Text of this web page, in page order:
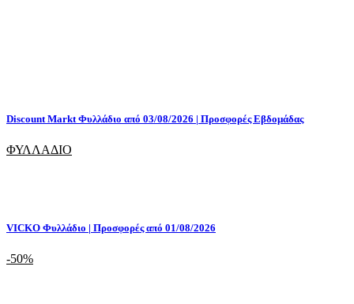
Discount Markt Φυλλάδιο από 03/08/2026 | Προσφορές Εβδομάδας
ΦΥΛΛΑΔΙΟ
VICKO Φυλλάδιο | Προσφορές από 01/08/2026
-50%